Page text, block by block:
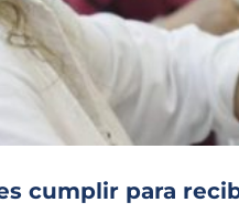
cumplir para